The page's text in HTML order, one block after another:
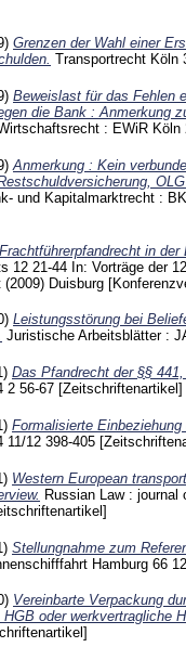
Grenzen der Wahl einer
Transportrecht Köln
Beweislast für das Fehlen
die Bank : Anmerkung
: EWiR Köln
Anmerkung : Kein
und Kapitalmarktrecht :
in der
12 21-44 In: Vorträge der
Duisburg
Leistungsstörung bei
Juristische Arbeitsblätter :
Das Pfandrecht der §§
2 56-67 [Zeitschriftenartikel]
Formalisierte
11/12 398-405
Western European
Russian Law : journal
Stellungnahme zum
Hamburg 66 12
Vereinbarte Verpackung
oder werkvertragliche